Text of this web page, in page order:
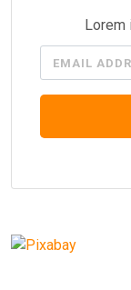
Lorem
EMAIL